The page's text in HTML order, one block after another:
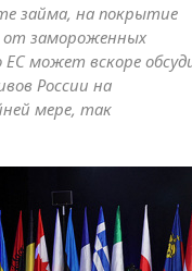
займа, на покрытие
от замороженных
ЕС может вскоре
России на
мере, так